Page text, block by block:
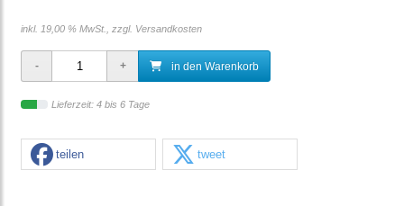
inkl. 19,00 % MwSt., zzgl. Versandkosten
in den Warenkorb
Lieferzeit: 4 bis 6 Tage
teilen tweet